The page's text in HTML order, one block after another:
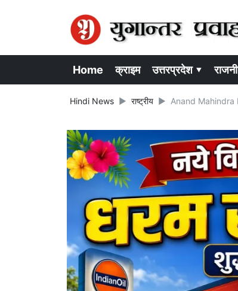
Home क्राइम उत्तरप्रदेश ▾
Hindi News राष्ट्रीय Anand Mahindra